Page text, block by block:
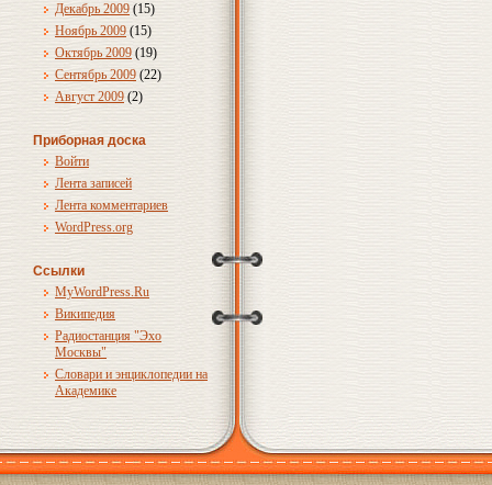
Декабрь 2009 (15)
Ноябрь 2009 (15)
Октябрь 2009 (19)
Сентябрь 2009 (22)
Август 2009 (2)
Приборная доска
Войти
Лента записей
Лента комментариев
WordPress.org
Ссылки
MyWordPress.Ru
Википедия
Радиостанция "Эхо
Москвы"
Словари и энциклопедии на
Академике